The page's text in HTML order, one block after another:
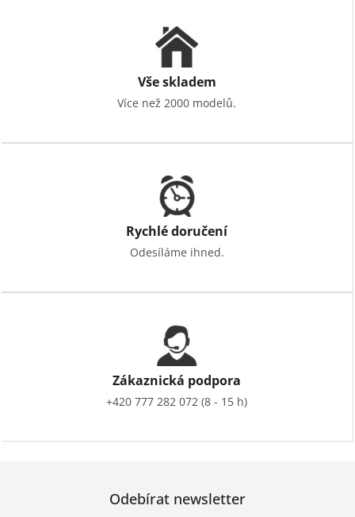
Vše skladem
Více než 2000 modelů.
Rychlé doručení
Odesíláme ihned.
Zákaznická podpora
+420 777 282 072 (8 - 15 h)
Odebírat newsletter